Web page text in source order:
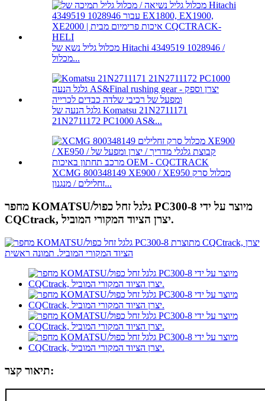
מכלול גליל נשא של Hitachi 4349519 1028946 /
מכלול...
גלגל הנעה של Komatsu 21N2711171
21N2711172 PC1000 AS&...
XCMG 800348149 XE900 / XE950 מכלול סרק
זחלילים / מנגנון...
מחפר KOMATSU/גלגל זחל כפול PC300-8 מיוצר על ידי
CQCtrack, יצרן הציוד המקורי המוביל.
תיאור קצר: